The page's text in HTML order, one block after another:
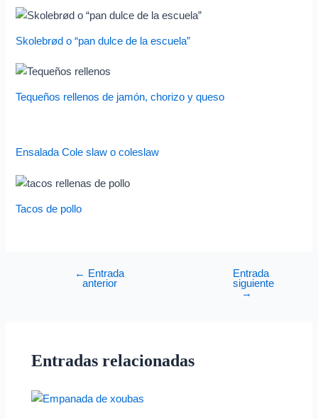
Skolebrød o “pan dulce de la escuela”
Tequeños rellenos de jamón, chorizo y queso
Ensalada Cole slaw o coleslaw
Tacos de pollo
← Entrada
anterior
Entrada
siguiente
→
Entradas relacionadas